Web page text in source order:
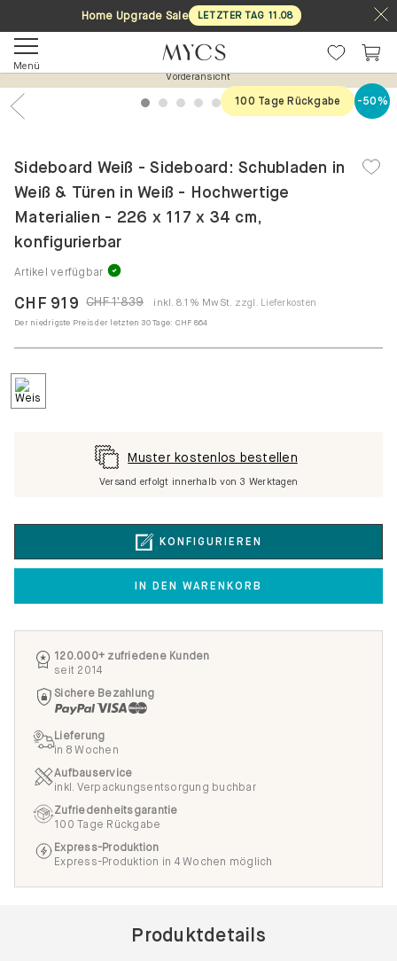
Home Upgrade Sale LETZTER TAG 11 .08
Menü
Vorderansicht
1 2 3 4 5 6 7
100 Tage Rückgabe -50%
Sideboard Weiß - Sideboard: Schubladen in
Weiß & Türen in Weiß - Hochwertige
Materialien - 226 x 117 x 34 cm,
konfigurierbar
Artikel verfügbar
CHF 1'839
CHF 919 inkl. 8.1% MwSt. zzgl. Lieferkosten
Der niedrigste Preis der letzten 30 Tage: CHF 864
KONFIGURIEREN
IN DEN WARENKORB
Muster kostenlos bestellen
Versand erfolgt innerhalb von 3 Werktagen
120.000+ zufriedene Kunden
seit 2014
Sichere Bezahlung
Lieferung
in 8 Wochen
Aufbauservice
inkl. Verpackungsentsorgung buchbar
Zufriedenheitsgarantie
100 Tage Rückgabe
Express-Produktion
Express-Produktion in 4 Wochen möglich
Produktdetails